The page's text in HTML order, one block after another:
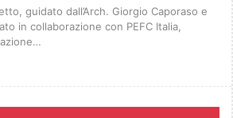
guidato dall’Arch. Giorgio Caporaso e
in collaborazione con PEFC Italia,